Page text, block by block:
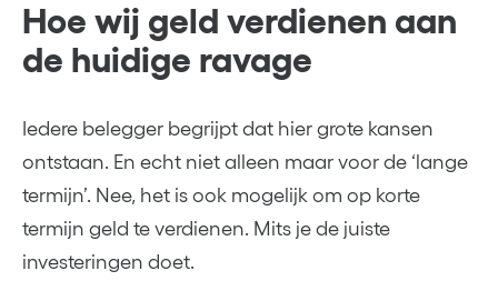
Hoe wij geld verdienen aan
de huidige ravage
Iedere belegger begrijpt dat hier grote kansen
ontstaan. En echt niet alleen maar voor de ‘lange
termijn’. Nee, het is ook mogelijk om op korte
termijn geld te verdienen. Mits je de juiste
investeringen doet.